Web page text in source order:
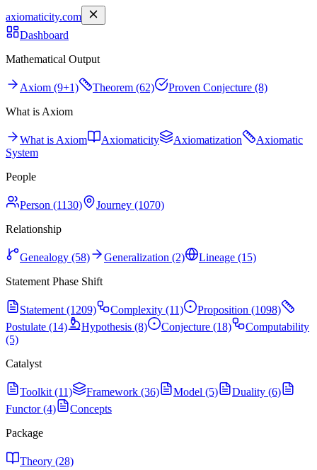
axiomaticity.com
Dashboard
Mathematical Output
Axiom (9+1) Theorem (62)
Proven Conjecture (8)
What is Axiom
What is Axiom Axiomaticity Axiomatization
Axiomatic
System
People
Person (1130)
Journey (1070)
Relationship
Genealogy (58) Generalization (2)
Lineage (15)
Statement Phase Shift
Statement (1209) Complexity (11)
Proposition (1098)
Postulate (14)
Hypothesis (8) Conjecture (18)
Computability
(5)
Catalyst
Toolkit (11) Framework (36) Model (5)
Duality (6)
Functor (4)
Concepts
Package
Theory (28)